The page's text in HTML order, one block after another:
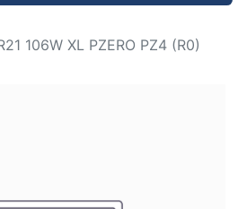
106W XL PZERO PZ4 (R0)